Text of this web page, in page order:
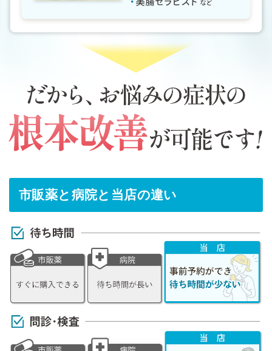
市販薬と病院と当店の違い